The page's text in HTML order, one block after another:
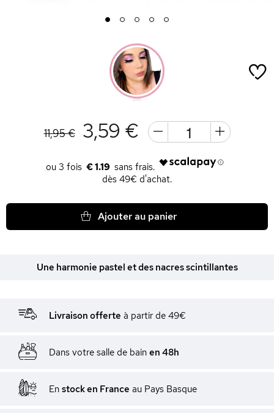
1 2 3 4 5
11,95 € 3,59 €
€ 1.19
dès 49€ d'achat.
Ajouter au panier
Une harmonie pastel et des nacres scintillantes
Livraison offerte à partir de 49€
Dans votre salle de bain en 48h
En stock en France au Pays Basque